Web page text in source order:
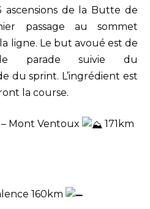
de la Butte de
passage au sommet
ligne. Le but avoué est de
parade suivie du
du sprint. L’ingrédient est
la course.
Mont Ventoux 171km
160km